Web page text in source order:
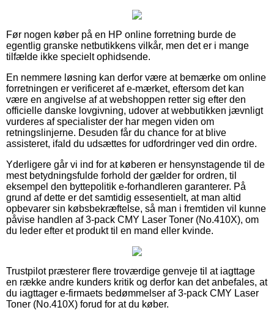
Før nogen køber på en HP online forretning burde de
egentlig granske netbutikkens vilkår, men det er i mange
tilfælde ikke specielt ophidsende.
En nemmere løsning kan derfor være at bemærke om online
forretningen er verificeret af e-mærket, eftersom det kan
være en angivelse af at webshoppen retter sig efter den
officielle danske lovgivning, udover at webbutikken jævnligt
vurderes af specialister der har megen viden om
retningslinjerne. Desuden får du chance for at blive
assisteret, ifald du udsættes for udfordringer ved din ordre.
Yderligere går vi ind for at køberen er hensynstagende til de
mest betydningsfulde forhold der gælder for ordren, til
eksempel den byttepolitik e-forhandleren garanterer. På
grund af dette er det samtidig essesentielt, at man altid
opbevarer sin købsbekræftelse, så man i fremtiden vil kunne
påvise handlen af 3-pack CMY Laser Toner (No.410X), om
du leder efter et produkt til en mand eller kvinde.
Trustpilot præsterer flere troværdige genveje til at iagttage
en række andre kunders kritik og derfor kan det anbefales, at
du iagttager e-firmaets bedømmelser af 3-pack CMY Laser
Toner (No.410X) forud for at du køber.